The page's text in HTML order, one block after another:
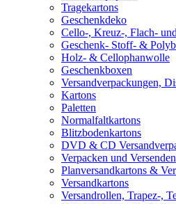
Tragekartons
Geschenkdeko
Cello-, Kreuz-, Flach-
Geschenk- Stoff- &
Holz- & Cellophanwolle
Geschenkboxen
Versandverpackungen,
Kartons
Paletten
Normalfaltkartons
Blitzbodenkartons
DVD & CD
Verpacken und Versenden
Planversandkartons &
Versandkartons
Versandrollen, Trapez-,